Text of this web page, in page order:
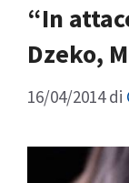
“In
Dzeko,
16/04/2014 di